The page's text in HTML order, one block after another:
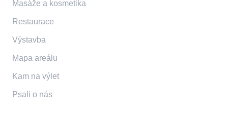
Masáže a kosmetika
Restaurace
Výstavba
Mapa areálu
Kam na výlet
Psali o nás